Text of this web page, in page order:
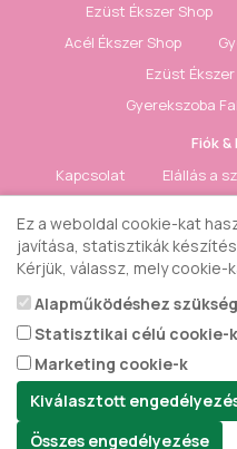
Ezüst Ékszer Shop
Acél Ékszer Shop
Ezüst
Gyerekszoba
Fiók
Kapcsolat
Elállás a
Gyerek ékszer Shop © 2018 -
Ez a weboldal cookie-kat
javítása, statisztikák
Kérjük, válassz, mely cookie-
Alapműködéshez
Statisztikai célú cookie-k
Marketing cookie-k
Kiválasztott
Összes engedélyezése